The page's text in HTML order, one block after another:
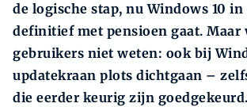
de logische stap, nu Windows 10
definitief met pensioen gaat. Maar
gebruikers niet weten: ook bij
updatekraan plots dichtgaan –
die eerder keurig zijn